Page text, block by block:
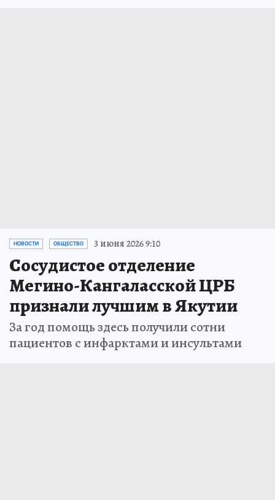
НОВОСТИ ОБЩЕСТВО 3 июня 2026 9:10
Сосудистое отделение
Мегино-Кангаласской ЦРБ
признали лучшим в Якутии
За год помощь здесь получили сотни
пациентов с инфарктами и инсультами